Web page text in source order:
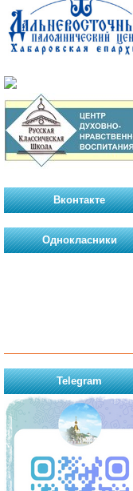
Вконтакте
Однокласники
Telegram